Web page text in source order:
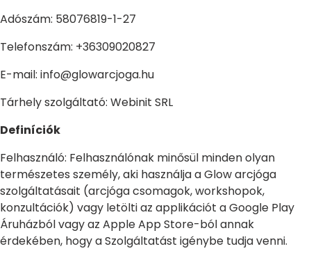
Adószám: 58076819-1-27
Telefonszám: +36309020827
E-mail: info@glowarcjoga.hu
Tárhely szolgáltató: Webinit SRL
Definíciók
Felhasználó: Felhasználónak minősül minden olyan
természetes személy, aki használja a Glow arcjóga
szolgáltatásait (arcjóga csomagok, workshopok,
konzultációk) vagy letölti az applikációt a Google Play
Áruházból vagy az Apple App Store-ból annak
érdekében, hogy a Szolgáltatást igénybe tudja venni.